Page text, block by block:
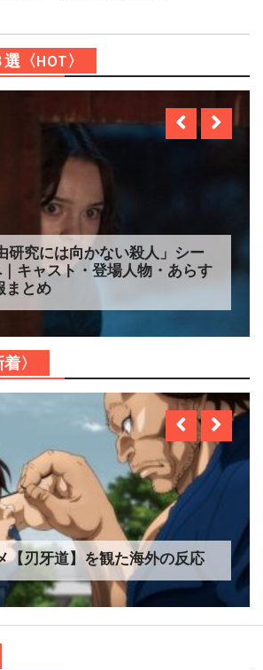
〈HOT〉
究には向かない殺人」シー
キャスト・登場人物・あらす
まとめ
〉
刃牙道】を観た海外の反応